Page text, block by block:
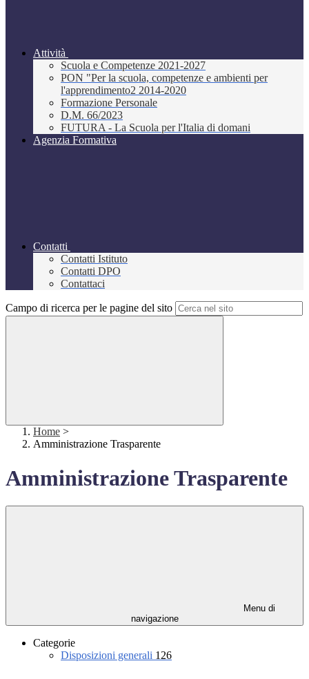
Attività
Scuola e Competenze 2021-2027
PON "Per la scuola, competenze e ambienti per
l'apprendimento2 2014-2020
Formazione Personale
D.M. 66/2023
FUTURA - La Scuola per l'Italia di domani
Agenzia Formativa
Contatti
Contatti Istituto
Contatti DPO
Contattaci
Campo di ricerca per le pagine del sito
Home >
Amministrazione Trasparente
Amministrazione Trasparente
Menu di
navigazione
Categorie
Disposizioni generali 126